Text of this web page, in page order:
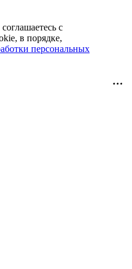
с
в порядке,
персональных